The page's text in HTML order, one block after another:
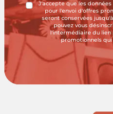
J'accepte que les
pour l'envoi d'offres
seront conservées
pouvez vous
l'intermédiaire du lien
promotionnels qui